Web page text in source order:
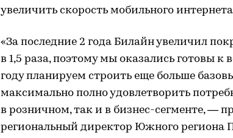
увеличить скорость мобильного
«За последние 2 года Билайн увеличил
в 1,5 раза, поэтому мы оказались готовы к
году планируем строить еще больше
максимально полно удовлетворить
в розничном, так и в бизнес-сегменте, —
региональный директор Южного региона